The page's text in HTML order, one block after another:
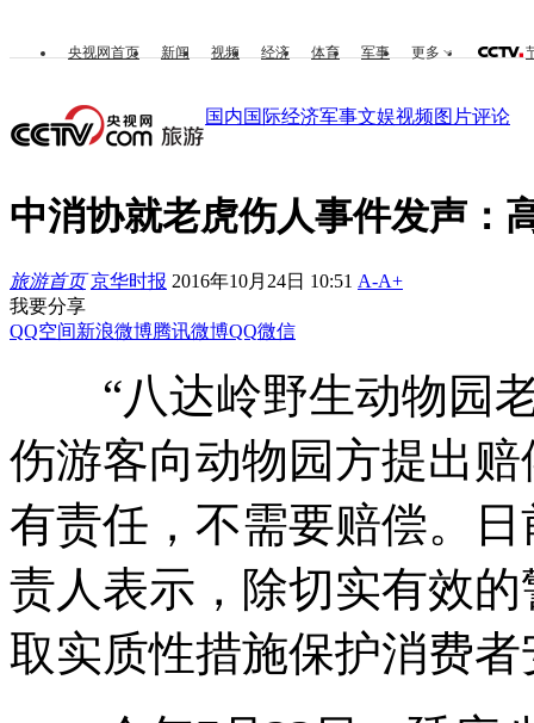
央视网首页 新闻 视频 经济 体育 军事 更多
国内国际经济军事文娱视频图片评论
中消协就老虎伤人事件发声：
旅游首页 京华时报 2016年10月24日 10:51 A-A+
我要分享
QQ空间新浪微博腾讯微博QQ微信
“八达岭野生动物园老
伤游客向动物园方提出
有责任，不需要赔偿。
责人表示，除切实有效
取实质性措施保护消费者